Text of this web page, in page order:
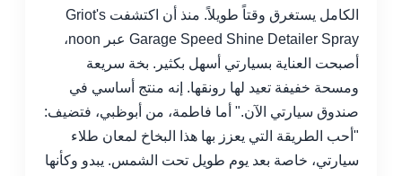
الكامل يستغرق وقتاً طويلاً. منذ أن اكتشفت Griot's
Garage Speed Shine Detailer Spray عبر noon،
أصبحت العناية بسيارتي أسهل بكثير. بخة سريعة
ومسحة خفيفة تعيد لها رونقها. إنه منتج أساسي في
صندوق سيارتي الآن." أما فاطمة، من أبوظبي، فتضيف:
"أحب الطريقة التي يعزز بها هذا البخاخ لمعان طلاء
سيارتي، خاصة بعد يوم طويل تحت الشمس. يبدو وكأنها